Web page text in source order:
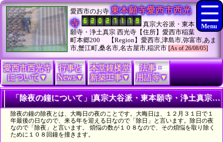
愛西市のお寺 東本願寺愛西市西光
寺
真宗大谷派・東本
願寺・浄土真宗 西光寺【住所】愛西市稲葉
町本郷200 【Region】愛西市,津島市,弥富市,あま
市,蟹江町,桑名市,名古屋市,稲沢市 [As of 26/08/05]
愛西市西光寺
について▼
行事と
News▼
本堂鐘楼堂
新築工事▼
法事・
用語等▼
「除夜の鐘について」|真宗大谷派・東本願寺・浄土真宗お東愛西市西光寺
除夜の鐘の除夜とは、大晦日の夜のことです。大晦日は、１２月３１日で１
年最後の日なので、来る年を迎える日なので「除日」と言います。除日の夜
なので「除夜」と言います。 煩悩の数が１０８なので、その煩悩を取り除く
ために１０８回鐘を撞きます。